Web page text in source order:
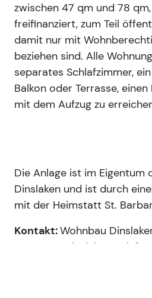
zwischen 47 qm und 78
freifinanziert, zum Teil
damit nur mit
beziehen sind. Alle
separates Schlafzimmer,
Balkon oder Terrasse,
mit dem Aufzug zu
Die Anlage ist im Eigentum
Dinslaken und ist durch
mit der Heimstatt St.
Kontakt:Wohnbau
4, 46535 Dinslaken.